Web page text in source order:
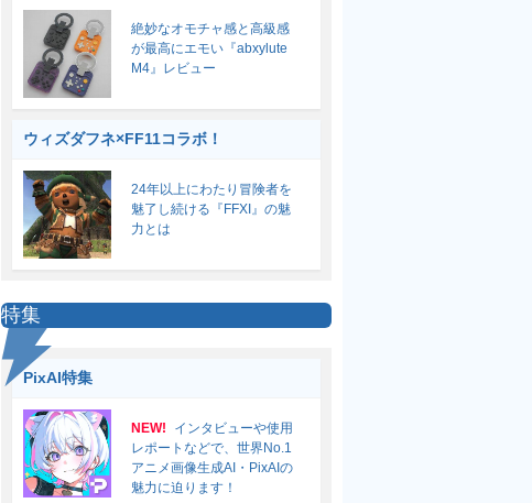
絶妙なオモチャ感と高級感
が最高にエモい『abxylute
M4』レビュー
ウィズダフネ×FF11コラボ！
24年以上にわたり冒険者を
魅了し続ける『FFXI』の魅
力とは
特集
PixAI特集
NEW!
インタビューや使用
レポートなどで、世界No.1
アニメ画像生成AI・PixAIの
魅力に迫ります！